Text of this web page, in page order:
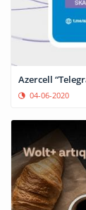
Azercell
04-06-2020